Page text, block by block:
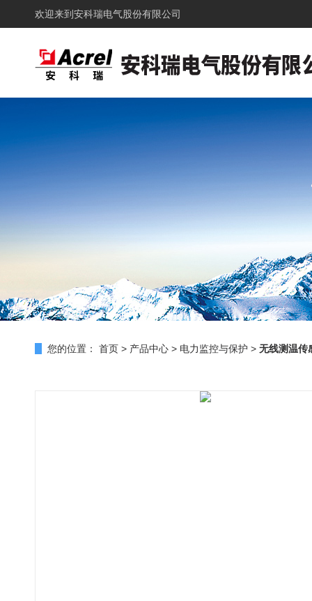
欢迎来到 安科瑞电气股份有限公司
您的位置： 首页 > 产品中心 > 电力监控与保护 > 无线测温传